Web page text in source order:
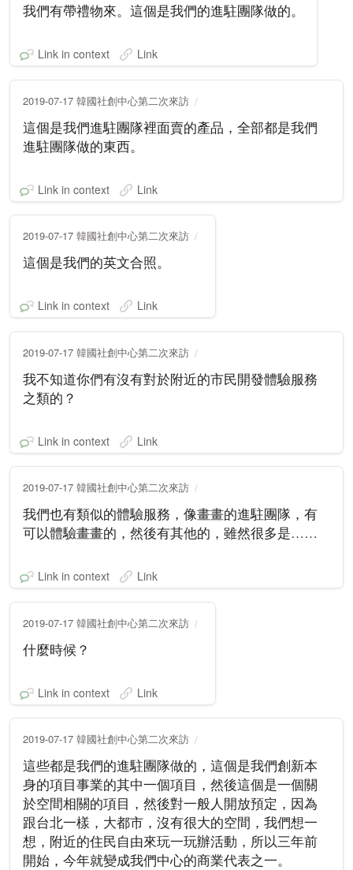
我們有帶禮物來。這個是我們的進駐團隊做的。
Link in context Link
2019-07-17 韓國社創中心第二次來訪
這個是我們進駐團隊裡面賣的產品，全部都是我們
進駐團隊做的東西。
Link in context Link
2019-07-17 韓國社創中心第二次來訪
這個是我們的英文合照。
Link in context Link
2019-07-17 韓國社創中心第二次來訪
我不知道你們有沒有對於附近的市民開發體驗服務
之類的？
Link in context Link
2019-07-17 韓國社創中心第二次來訪
我們也有類似的體驗服務，像畫畫的進駐團隊，有
可以體驗畫畫的，然後有其他的，雖然很多是……
Link in context Link
2019-07-17 韓國社創中心第二次來訪
什麼時候？
Link in context Link
2019-07-17 韓國社創中心第二次來訪
這些都是我們的進駐團隊做的，這個是我們創新本
身的項目事業的其中一個項目，然後這個是一個關
於空間相關的項目，然後對一般人開放預定，因為
跟台北一樣，大都市，沒有很大的空間，我們想一
想，附近的住民自由來玩一玩辦活動，所以三年前
開始，今年就變成我們中心的商業代表之一。